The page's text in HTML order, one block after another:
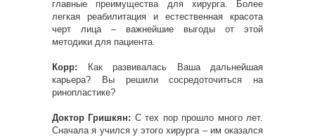
главные преимущества для хирурга. Более
легкая реабилитация и естественная красота
черт лица – важнейшие выгоды от этой
методики для пациента.
Корр:
Как развивалась Ваша дальнейшая
карьера? Вы решили сосредоточиться на
ринопластике?
Доктор Гришкян: С тех пор прошло много лет.
Сначала я учился у этого хирурга – им оказался